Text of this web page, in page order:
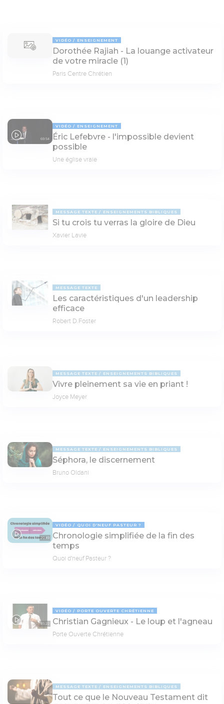
VIDÉO ENSEIGNEMENT
Dorothée Rajiah - La louange activateur
de votre miracle (1)
Paris Centre Chrétien
69:54
VIDÉO ENSEIGNEMENT
Éric Lefebvre - l'impossible devient
possible
Une église vraie
MESSAGE TEXTE ENSEIGNEMENTS BIBLIQUES
Si tu crois tu verras la gloire de Dieu
Xavier Lavie
MESSAGE TEXTE
Les caractéristiques d'un leadership
efficace
Robert D.Foster
MESSAGE TEXTE ENSEIGNEMENTS BIBLIQUES
Vivre pleinement sa vie en priant !
Joyce Meyer
MESSAGE TEXTE ENSEIGNEMENTS BIBLIQUES
Séphora, le discernement
Bruno Oldani
20:49
VIDÉO QUOI D'NEUF PASTEUR ?
Chronologie simplifiée de la fin des
temps
Quoi d'neuf Pasteur ?
35:22
VIDÉO PORTE OUVERTE CHRÉTIENNE
Christian Gagnieux - Le loup et l'agneau
Porte Ouverte Chrétienne
MESSAGE TEXTE ENSEIGNEMENTS BIBLIQUES
Tout ce que le Nouveau Testament dit